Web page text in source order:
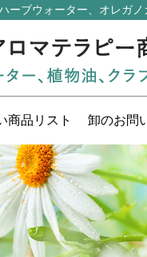
ーブウォーター、オレガ
商品リスト 卸のお問